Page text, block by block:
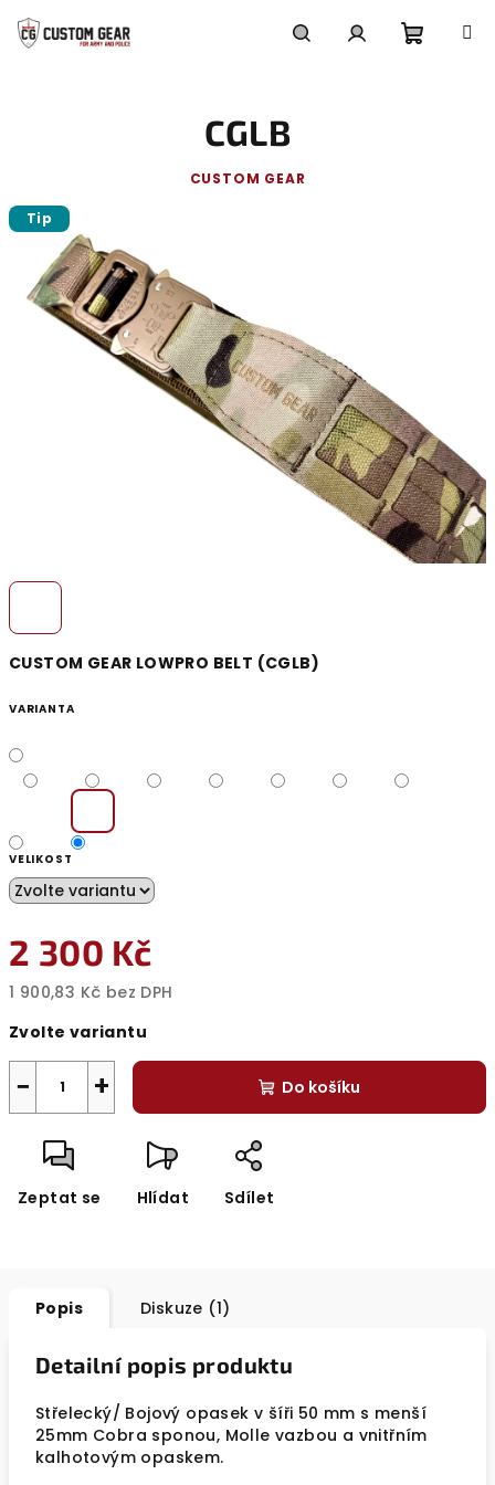
na
obsah
CUSTOM GEAR LOWPRO BELT (CGLB)
VARIANTA
VELIKOST
2 300 Kč
1 900,83 Kč bez DPH
cena:
Zvolte variantu
+
− Do košíku
Zeptat se Hlídat Sdílet
CGLB
CUSTOM GEAR
Tip
Popis Diskuze (1)
Detailní popis produktu
Střelecký/ Bojový opasek v šíři 50 mm s menší
25mm Cobra sponou, Molle vazbou a vnitřním
kalhotovým opaskem.